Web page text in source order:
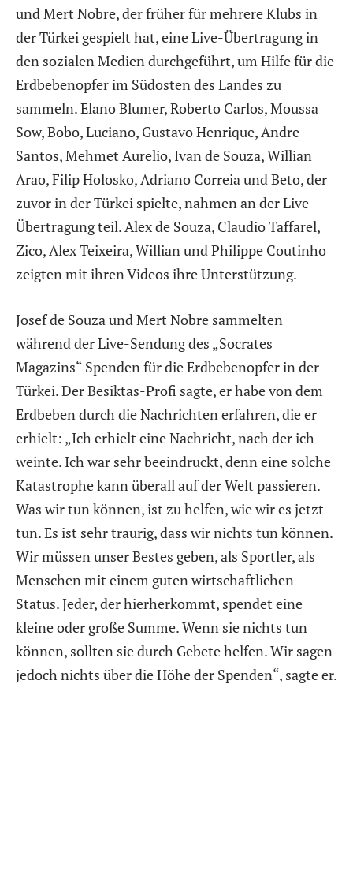
und Mert Nobre, der früher für mehrere Klubs in
der Türkei gespielt hat, eine Live-Übertragung in
den sozialen Medien durchgeführt, um Hilfe für die
Erdbebenopfer im Südosten des Landes zu
sammeln. Elano Blumer, Roberto Carlos, Moussa
Sow, Bobo, Luciano, Gustavo Henrique, Andre
Santos, Mehmet Aurelio, Ivan de Souza, Willian
Arao, Filip Holosko, Adriano Correia und Beto, der
zuvor in der Türkei spielte, nahmen an der Live-
Übertragung teil. Alex de Souza, Claudio Taffarel,
Zico, Alex Teixeira, Willian und Philippe Coutinho
zeigten mit ihren Videos ihre Unterstützung.
Josef de Souza und Mert Nobre sammelten
während der Live-Sendung des „Socrates
Magazins“ Spenden für die Erdbebenopfer in der
Türkei. Der Besiktas-Profi sagte, er habe von dem
Erdbeben durch die Nachrichten erfahren, die er
erhielt: „Ich erhielt eine Nachricht, nach der ich
weinte. Ich war sehr beeindruckt, denn eine solche
Katastrophe kann überall auf der Welt passieren.
Was wir tun können, ist zu helfen, wie wir es jetzt
tun. Es ist sehr traurig, dass wir nichts tun können.
Wir müssen unser Bestes geben, als Sportler, als
Menschen mit einem guten wirtschaftlichen
Status. Jeder, der hierherkommt, spendet eine
kleine oder große Summe. Wenn sie nichts tun
können, sollten sie durch Gebete helfen. Wir sagen
jedoch nichts über die Höhe der Spenden“, sagte er.